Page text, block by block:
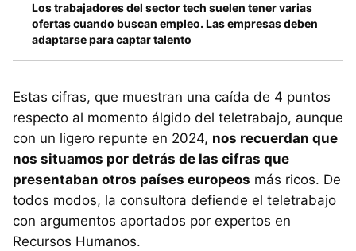
Los trabajadores del sector tech suelen tener varias
ofertas cuando buscan empleo. Las empresas deben
adaptarse para captar talento
Estas cifras, que muestran una caída de 4 puntos
respecto al momento álgido del teletrabajo, aunque
con un ligero repunte en 2024, nos recuerdan que
nos situamos por detrás de las cifras que
presentaban otros países europeos más ricos. De
todos modos, la consultora defiende el teletrabajo
con argumentos aportados por expertos en
Recursos Humanos.